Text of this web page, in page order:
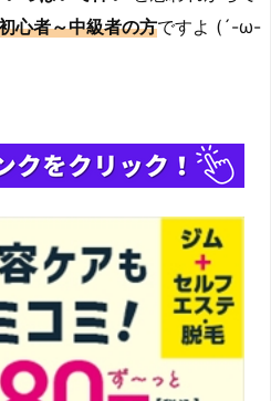
心者～中級者の方ですよ (´-ω-